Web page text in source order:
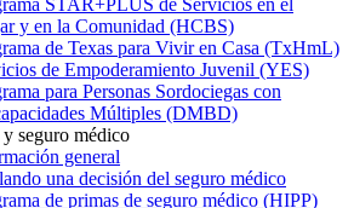
y en la Comunidad (HCBS)
de Texas para Vivir en Casa (TxHmL)
de Empoderamiento Juvenil (YES)
para Personas Sordociegas con
Múltiples (DMBD)
seguro médico
general
una decisión del seguro médico
de primas de seguro médico (HIPP)